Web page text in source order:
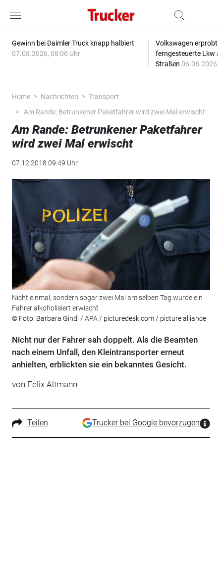
Gewinn bei Daimler Truck knapp halbiert
07.08.2026, 08:06 Uhr
Volkswagen erprobt
ferngesteuerte Lkw
Straßen 06.08.2026,
Home Nachrichten
Transport
Am Rande: Betrunkener Paketfahrer wird zwei Mal erwischt
Am Rande: Betrunkener Paketfahrer
wird zwei Mal erwischt
07.12.2018 09:49 Uhr
Nicht einmal, sondern sogar zwei Mal am selben Tag wurde ein
Fahrer alkoholisiert erwischt
© Foto: Barbara Gindl / APA / picturedesk.com / picture alliance
Nicht nur der Fahrer sah doppelt. Als die Beamten
nach einem Unfall, den Kleintransporter erneut
anhielten, erblickten sie ein bekanntes Gesicht.
von Felix Altmann
Teilen Trucker bei Google bevorzugen